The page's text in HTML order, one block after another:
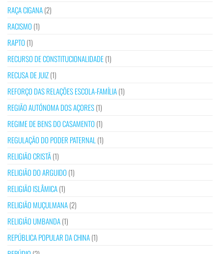
RAÇA CIGANA(2)
RACISMO (1)
RAPTO (1)
RECURSO DE CONSTITUCIONALIDADE(1)
RECUSA DE JUIZ(1)
REFORÇO DAS RELAÇÕES ESCOLA-FAMÍLIA(1)
REGIÃO AUTÓNOMA DOS AÇORES(1)
REGIME DE BENS DO CASAMENTO (1)
REGULAÇÃO DO PODER PATERNAL (1)
RELIGIÃO CRISTÃ(1)
RELIGIÃO DO ARGUIDO (1)
RELIGIÃO ISLÂMICA(1)
RELIGIÃO MUÇULMANA(2)
RELIGIÃO UMBANDA(1)
REPÚBLICA POPULAR DA CHINA(1)